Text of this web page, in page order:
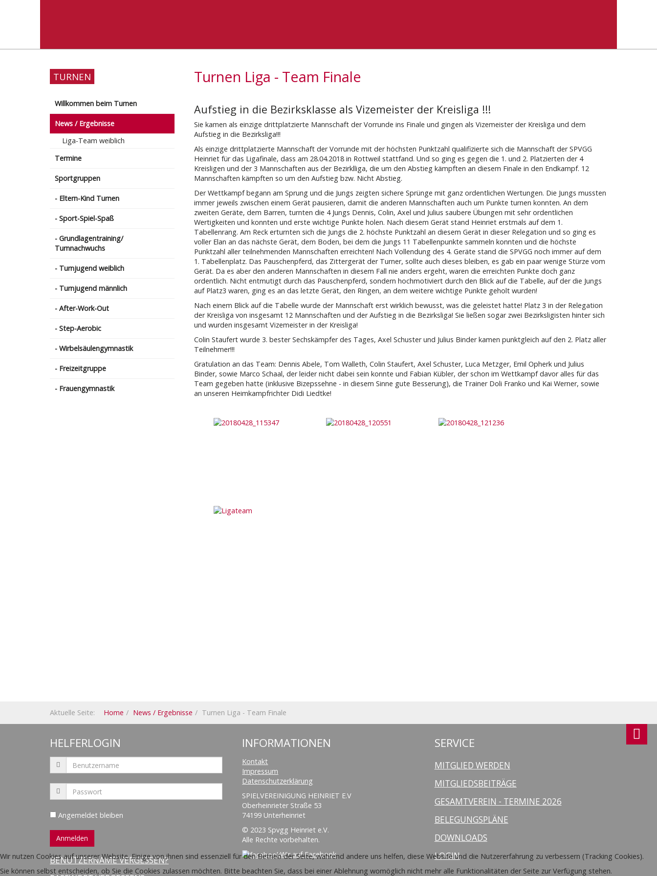
Turnen Liga - Team Finale
Aufstieg in die Bezirksklasse als Vizemeister der Kreisliga !!!
Sie kamen als einzige drittplatzierte Mannschaft der Vorrunde ins Finale und gingen als Vizemeister der Kreisliga und dem
Aufstieg in die Bezirksliga!!!
Als einzige drittplatzierte Mannschaft der Vorrunde mit der höchsten Punktzahl qualifizierte sich die Mannschaft der SPVGG
Heinriet für das Ligafinale, dass am 28.04.2018 in Rottweil stattfand. Und so ging es gegen die 1. und 2. Platzierten der 4
Kreisligen und der 3 Mannschaften aus der Bezirklliga, die um den Abstieg kämpften an diesem Finale in den Endkampf. 12
Mannschaften kämpften so um den Aufstieg bzw. Nicht Abstieg.
Der Wettkampf begann am Sprung und die Jungs zeigten sichere Sprünge mit ganz ordentlichen Wertungen. Die Jungs mussten
immer jeweils zwischen einem Gerät pausieren, damit die anderen Mannschaften auch um Punkte turnen konnten. An dem
zweiten Geräte, dem Barren, turnten die 4 Jungs Dennis, Colin, Axel und Julius saubere Übungen mit sehr ordentlichen
Wertigkeiten und konnten und erste wichtige Punkte holen. Nach diesem Gerät stand Heinriet erstmals auf dem 1.
Tabellenrang. Am Reck erturnten sich die Jungs die 2. höchste Punktzahl an diesem Gerät in dieser Relegation und so ging es
voller Elan an das nächste Gerät, dem Boden, bei dem die Jungs 11 Tabellenpunkte sammeln konnten und die höchste
Punktzahl aller teilnehmenden Mannschaften erreichten! Nach Vollendung des 4. Geräte stand die SPVGG noch immer auf dem
1. Tabellenplatz. Das Pauschenpferd, das Zittergerät der Turner, sollte auch dieses bleiben, es gab ein paar wenige Stürze vom
Gerät. Da es aber den anderen Mannschaften in diesem Fall nie anders ergeht, waren die erreichten Punkte doch ganz
ordentlich. Nicht entmutigt durch das Pauschenpferd, sondern hochmotiviert durch den Blick auf die Tabelle, auf der die Jungs
auf Platz3 waren, ging es an das letzte Gerät, den Ringen, an dem weitere wichtige Punkte geholt wurden!
Nach einem Blick auf die Tabelle wurde der Mannschaft erst wirklich bewusst, was die geleistet hatte! Platz 3 in der Relegation
der Kreisliga von insgesamt 12 Mannschaften und der Aufstieg in die Bezirksliga! Sie ließen sogar zwei Bezirksligisten hinter sich
und wurden insgesamt Vizemeister in der Kreisliga!
Colin Staufert wurde 3. bester Sechskämpfer des Tages, Axel Schuster und Julius Binder kamen punktgleich auf den 2. Platz aller
Teilnehmer!!!
Gratulation an das Team: Dennis Abele, Tom Walleth, Colin Staufert, Axel Schuster, Luca Metzger, Emil Opherk und Julius
Binder, sowie Marco Schaal, der leider nicht dabei sein konnte und Fabian Kübler, der schon im Wettkampf davor alles für das
Team gegeben hatte (inklusive Bizepssehne - in diesem Sinne gute Besserung), die Trainer Doli Franko und Kai Werner, sowie
an unseren Heimkampfrichter Didi Liedtke!
TURNEN
Willkommen beim Turnen
News / Ergebnisse
Liga-Team weiblich
Termine
Sportgruppen
- Eltern-Kind Turnen
- Sport-Spiel-Spaß
- Grundlagentraining/
Turnnachwuchs
- Turnjugend weiblich
- Turnjugend männlich
- After-Work-Out
- Step-Aerobic
- Wirbelsäulengymnastik
- Freizeitgruppe
- Frauengymnastik
Aktuelle Seite: Home News / Ergebnisse Turnen Liga - Team Finale
HELFERLOGIN
Angemeldet bleiben
BENUTZERNAME VERGESSEN?
INFORMATIONEN
Kontakt
Impressum
Datenschutzerklärung
SPIELVEREINIGUNG HEINRIET E.V
Oberheinrieter Straße 53
74199 Unterheinriet
© 2023 Spvgg Heinriet e.V.
Alle Rechte vorbehalten.
Wir auf Facebook
SERVICE
MITGLIED WERDEN
MITGLIEDSBEITRÄGE
GESAMTVEREIN - TERMINE 2026
BELEGUNGSPLÄNE
DOWNLOADS
LOGIN
Wir nutzen Cookies auf unserer Website. Einige von ihnen sind essenziell für den Betrieb der Seite, während andere uns helfen, diese Website und die Nutzererfahrung zu verbessern (Tracking Cookies).
Sie können selbst entscheiden, ob Sie die Cookies zulassen möchten. Bitte beachten Sie, dass bei einer Ablehnung womöglich nicht mehr alle Funktionalitäten der Seite zur Verfügung stehen.